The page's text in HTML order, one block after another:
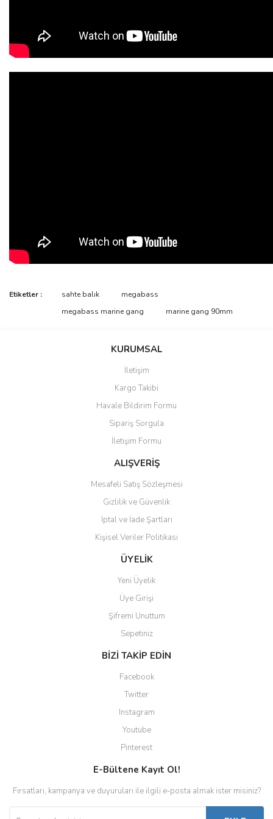
Bu ürüne ilk yorumu siz yapın!
Yorum Yaz
Bu ürünün fiyat bilgisi, resim, ürün açıklamalarında ve diğer
tarafımıza iletebilirsiniz.
Ürün açıklamasında eksik bilgiler bulunuyor.
Ürün bilgilerinde hatalar bulunuyor.
Ürün fiyatı diğer sitelerden daha pahalı.
Bu ürüne benzer farklı alternatifler olmalı.
Gönder
Etiketler : sahte balık
megabass
megabass marine gang
marine gang 90mm
KURUMSAL
İletişim
Kargo Takibi
Havale Bildirim Formu
Sipariş Sorgula
İletişim Formu
ALIŞVERİŞ
Mesafeli Satış Sözleşmesi
Gizlilik ve Güvenlik
İptal ve İade Şartları
Kişisel Veriler Politikası
ÜYELİK
Yeni Üyelik
Üye Girişi
Şifremi Unuttum
Sepetiniz
BİZİ TAKİP EDİN
Facebook
Twitter
Instagram
Youtube
Pinterest
E-Bültene Kayıt Ol!
Fırsatları, kampanya ve duyuruları ile ilgili e-posta almak ister misiniz?